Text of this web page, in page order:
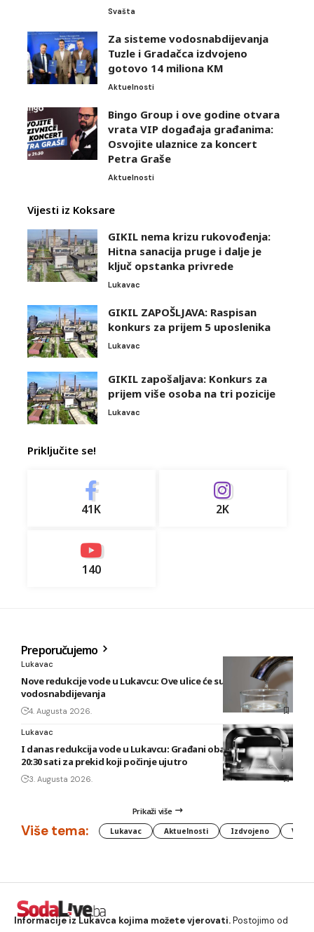
Svašta
Za sisteme vodosnabdijevanja
Tuzle i Gradačca izdvojeno
gotovo 14 miliona KM
Aktuelnosti
Bingo Group i ove godine otvara
vrata VIP događaja građanima:
Osvojite ulaznice za koncert
Petra Graše
Aktuelnosti
Vijesti iz Koksare
GIKIL nema krizu rukovođenja:
Hitna sanacija pruge i dalje je
ključ opstanka privrede
Lukavac
GIKIL ZAPOŠLJAVA: Raspisan
konkurs za prijem 5 uposlenika
Lukavac
GIKIL zapošaljava: Konkurs za
prijem više osoba na tri pozicije
Lukavac
Priključite se!
41K 2K
140
Preporučujemo
Lukavac
Nove redukcije vode u Lukavcu: Ove ulice će sutra biti bez
vodosnabdijevanja
4. Augusta 2026.
Lukavac
I danas redukcija vode u Lukavcu: Građani obaviješteni tek u
20:30 sati za prekid koji počinje ujutro
3. Augusta 2026.
Prikaži više
Više tema: Lukavac Aktuelnosti Izdvojeno
Informacije iz Lukavca kojima možete vjerovati.Postojimo od